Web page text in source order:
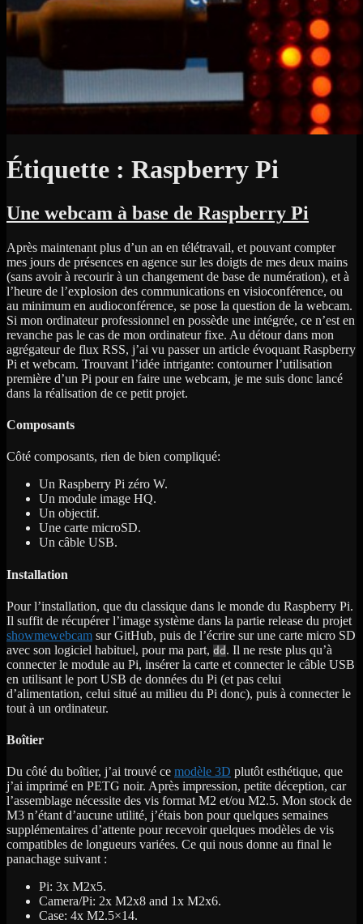
Étiquette : Raspberry Pi
Une webcam à base de Raspberry Pi
Après maintenant plus d’un an en télétravail, et pouvant compter
mes jours de présences en agence sur les doigts de mes deux mains
(sans avoir à recourir à un changement de base de numération), et à
l’heure de l’explosion des communications en visioconférence, ou
au minimum en audioconférence, se pose la question de la webcam.
Si mon ordinateur professionnel en possède une intégrée, ce n’est en
revanche pas le cas de mon ordinateur fixe. Au détour dans mon
agrégateur de flux RSS, j’ai vu passer un article évoquant Raspberry
Pi et webcam. Trouvant l’idée intrigante: contourner l’utilisation
première d’un Pi pour en faire une webcam, je me suis donc lancé
dans la réalisation de ce petit projet.
Composants
Côté composants, rien de bien compliqué:
Un Raspberry Pi zéro W.
Un module image HQ.
Un objectif.
Une carte microSD.
Un câble USB.
Installation
Pour l’installation, que du classique dans le monde du Raspberry Pi.
Il suffit de récupérer l’image système dans la partie release du projet
showmewebcam sur GitHub, puis de l’écrire sur une carte micro SD
avec son logiciel habituel, pour ma part, dd . Il ne reste plus qu’à
connecter le module au Pi, insérer la carte et connecter le câble USB
en utilisant le port USB de données du Pi (et pas celui
d’alimentation, celui situé au milieu du Pi donc), puis à connecter le
tout à un ordinateur.
Boîtier
Du côté du boîtier, j’ai trouvé ce modèle 3D plutôt esthétique, que
j’ai imprimé en PETG noir. Après impression, petite déception, car
l’assemblage nécessite des vis format M2 et/ou M2.5. Mon stock de
M3 n’étant d’aucune utilité, j’étais bon pour quelques semaines
supplémentaires d’attente pour recevoir quelques modèles de vis
compatibles de longueurs variées. Ce qui nous donne au final le
panachage suivant :
Pi: 3x M2x5.
Camera/Pi: 2x M2x8 and 1x M2x6.
Case: 4x M2.5×14.